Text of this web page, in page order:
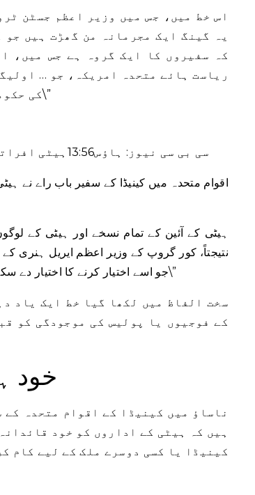
اس خط میں، جس میں وزیر اعظم جسٹن
یہ گینگ ایک مجرمانہ من گھڑت ہیں
کہ سفیروں کا ایک گروہ ہے جس میں،
ریاست ہائے متحدہ امریکہ، جو …
کی حکومت کی ناقابل شکست شراکت سے لطف اندوز ہوتا ہے۔\”
سی بی سی نیوز: ہاؤس13:56 ہیٹی
اقوام متحدہ میں کینیڈا کے سفیر باب راے نے
نتیجتاً، کور گروپ کے وزیر اعظم ایریل ہنری
جو اسے اختیار کرنے کا اختیار دے سکے۔ فیصلہ کریں یا ہیٹی کے لوگوں کی طرف سے بات کریں۔\”
سخت الفاظ میں لکھا گیا خط ایک یاد
کے فوجیوں یا پولیس کی موجودگی کو
خود
ناساؤ میں کینیڈا کے اقوام متحدہ
ہیں کہ ہیٹی کے اداروں کو خود
کینیڈا یا کسی دوسرے ملک کے لیے کام